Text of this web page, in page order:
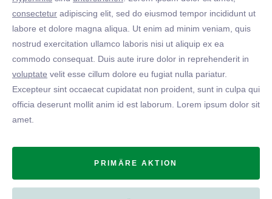
consectetur adipiscing elit, sed do eiusmod tempor incididunt ut
labore et dolore magna aliqua. Ut enim ad minim veniam, quis
nostrud exercitation ullamco laboris nisi ut aliquip ex ea
commodo consequat. Duis aute irure dolor in reprehenderit in
voluptate velit esse cillum dolore eu fugiat nulla pariatur.
Excepteur sint occaecat cupidatat non proident, sunt in culpa qui
officia deserunt mollit anim id est laborum. Lorem ipsum dolor sit
amet.
PRIMÄRE AKTION